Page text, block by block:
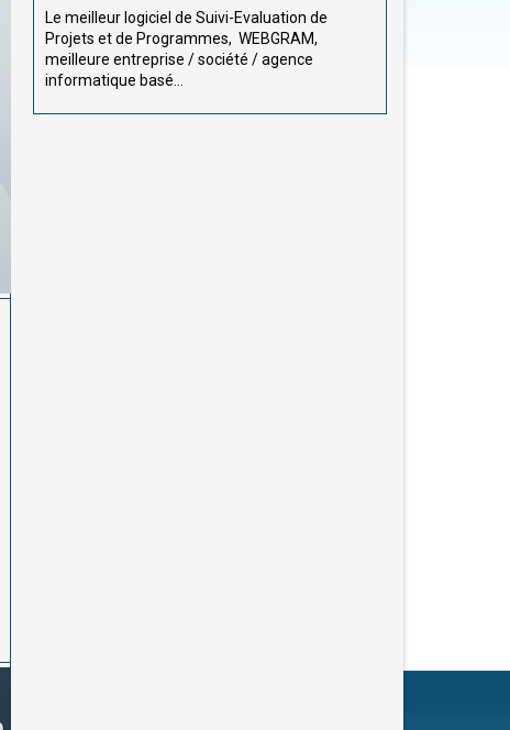
Le meilleur logiciel de Suivi-Evaluation de
Projets et de Programmes, WEBGRAM,
meilleure entreprise / société / agence
informatique basé...